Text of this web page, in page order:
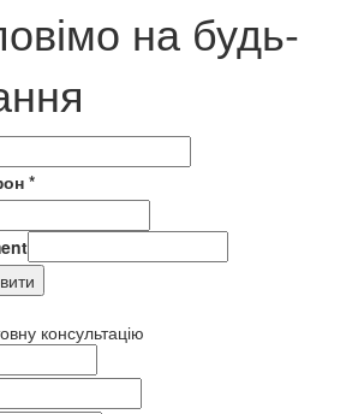
на будь-
*
консультацію